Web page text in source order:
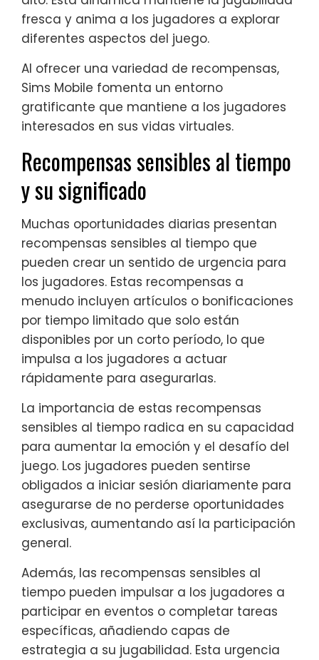
fresca y anima a los jugadores a explorar
diferentes aspectos del juego.
Al ofrecer una variedad de recompensas,
Sims Mobile fomenta un entorno
gratificante que mantiene a los jugadores
interesados en sus vidas virtuales.
Recompensas sensibles al tiempo
y su significado
Muchas oportunidades diarias presentan
recompensas sensibles al tiempo que
pueden crear un sentido de urgencia para
los jugadores. Estas recompensas a
menudo incluyen artículos o bonificaciones
por tiempo limitado que solo están
disponibles por un corto período, lo que
impulsa a los jugadores a actuar
rápidamente para asegurarlas.
La importancia de estas recompensas
sensibles al tiempo radica en su capacidad
para aumentar la emoción y el desafío del
juego. Los jugadores pueden sentirse
obligados a iniciar sesión diariamente para
asegurarse de no perderse oportunidades
exclusivas, aumentando así la participación
general.
Además, las recompensas sensibles al
tiempo pueden impulsar a los jugadores a
participar en eventos o completar tareas
específicas, añadiendo capas de
estrategia a su jugabilidad. Esta urgencia